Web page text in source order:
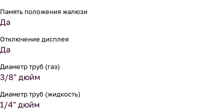
Память положения жалюзи
Да
Отключение дисплея
Да
Диаметр труб (газ)
3/8" дюйм
Диаметр труб (жидкость)
1/4" дюйм